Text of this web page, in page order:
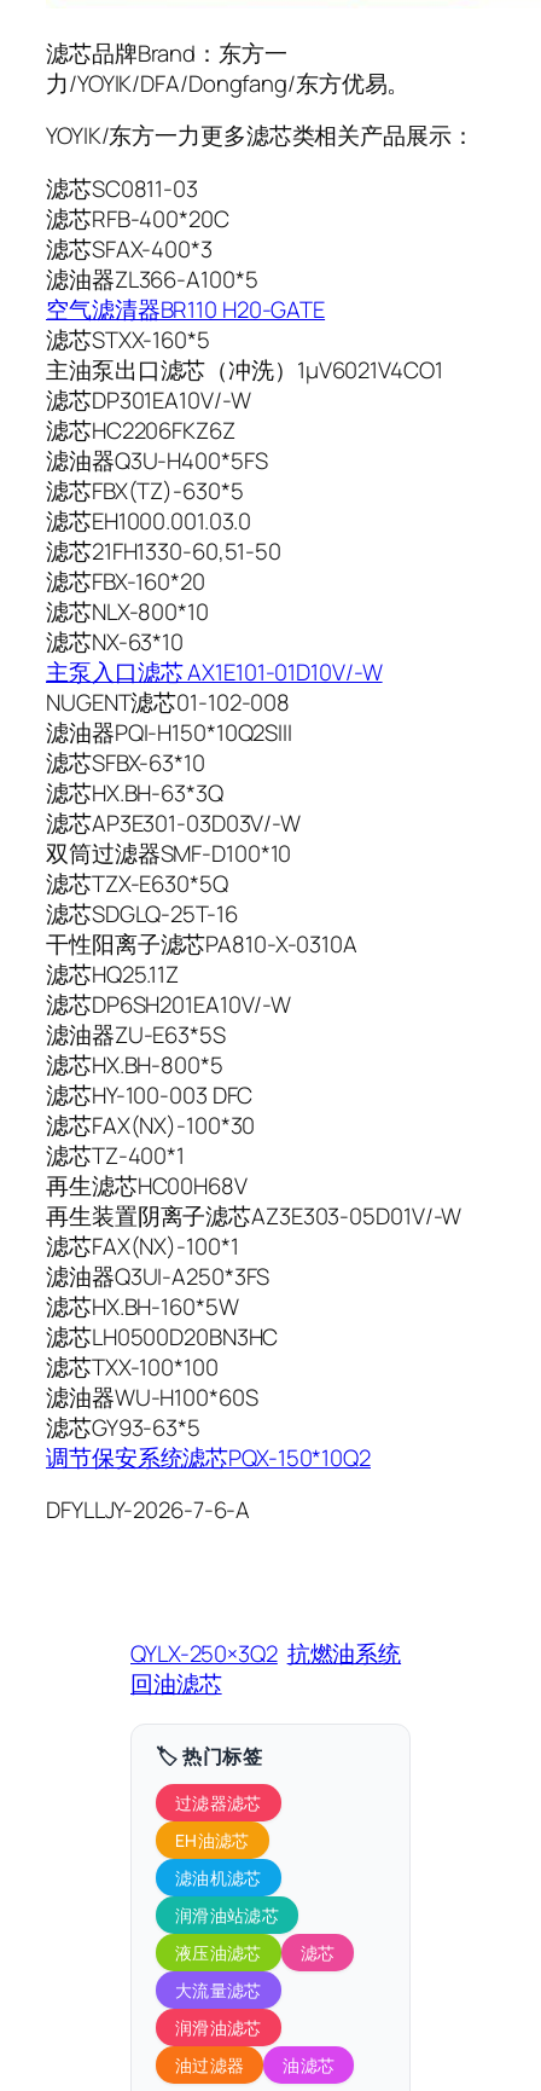
滤芯品牌Brand：东方一
力/YOYIK/DFA/Dongfang/东方优易。
YOYIK/东方一力更多滤芯类相关产品展示：
滤芯SC0811-03
滤芯RFB-400*20C
滤芯SFAX-400*3
滤油器ZL366-A100*5
空气滤清器BR110 H20-GATE
滤芯STXX-160*5
主油泵出口滤芯（冲洗）1µV6021V4CO1
滤芯DP301EA10V/-W
滤芯HC2206FKZ6Z
滤油器Q3U-H400*5FS
滤芯FBX(TZ)-630*5
滤芯EH1000.001.03.0
滤芯21FH1330-60,51-50
滤芯FBX-160*20
滤芯NLX-800*10
滤芯NX-63*10
主泵入口滤芯 AX1E101-01D10V/-W
NUGENT滤芯01-102-008
滤油器PQI-H150*10Q2SIII
滤芯SFBX-63*10
滤芯HX.BH-63*3Q
滤芯AP3E301-03D03V/-W
双筒过滤器SMF-D100*10
滤芯TZX-E630*5Q
滤芯SDGLQ-25T-16
干性阳离子滤芯PA810-X-0310A
滤芯HQ25.11Z
滤芯DP6SH201EA10V/-W
滤油器ZU-E63*5S
滤芯HX.BH-800*5
滤芯HY-100-003 DFC
滤芯FAX(NX)-100*30
滤芯TZ-400*1
再生滤芯HC00H68V
再生装置阴离子滤芯AZ3E303-05D01V/-W
滤芯FAX(NX)-100*1
滤油器Q3UI-A250*3FS
滤芯HX.BH-160*5W
滤芯LH0500D20BN3HC
滤芯TXX-100*100
滤油器WU-H100*60S
滤芯GY93-63*5
调节保安系统滤芯PQX-150*10Q2
DFYLLJY-2026-7-6-A
QYLX-250×3Q2 抗燃油系统
回油滤芯
🏷️ 热门标签
过滤器滤芯
EH油滤芯
滤油机滤芯
润滑油站滤芯
液压油滤芯
滤芯
大流量滤芯
润滑油滤芯
油过滤器
油滤芯